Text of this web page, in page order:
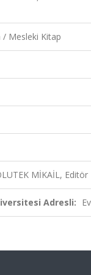
Mesleki Kitap
MİKAİL, Editör
Adresli: